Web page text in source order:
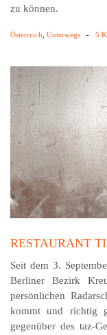
zu können.
Österreich Unterwegs - 5
RESTAURANT
Seit dem 3.
Berliner Bezirk
persönlichen
kommt und richtig
gegenüber des taz-